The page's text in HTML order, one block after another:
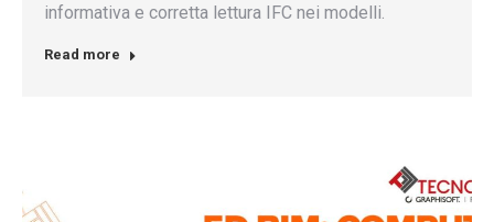
informativa e corretta lettura IFC nei modelli.
Read more